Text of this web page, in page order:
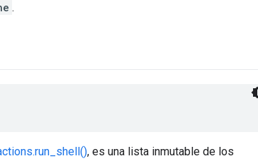
.
, es una lista inmutable de los